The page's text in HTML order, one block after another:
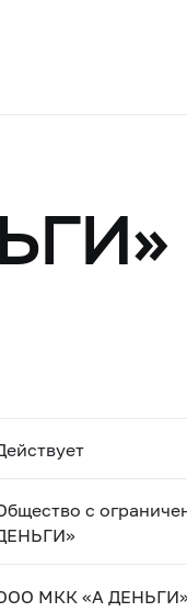
с
МКК «А